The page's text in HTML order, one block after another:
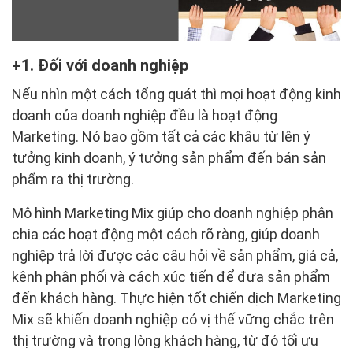
1. Đối với doanh nghiệp
Nếu nhìn một cách tổng quát thì mọi hoạt động kinh
doanh của doanh nghiệp đều là hoạt động
Marketing. Nó bao gồm tất cả các khâu từ lên ý
tưởng kinh doanh, ý tưởng sản phẩm đến bán sản
phẩm ra thị trường.
Mô hình Marketing Mix giúp cho doanh nghiệp phân
chia các hoạt động một cách rõ ràng, giúp doanh
nghiệp trả lời được các câu hỏi về sản phẩm, giá cả,
kênh phân phối và cách xúc tiến để đưa sản phẩm
đến khách hàng. Thực hiện tốt chiến dịch Marketing
Mix sẽ khiến doanh nghiệp có vị thế vững chắc trên
thị trường và trong lòng khách hàng, từ đó tối ưu